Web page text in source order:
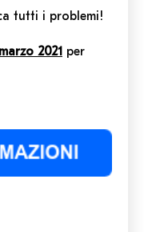
tutti i problemi!
2021 per